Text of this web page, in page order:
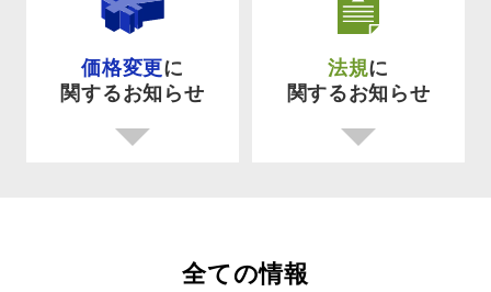
価格変更に
関するお知らせ
法規に
関するお知らせ
全ての情報